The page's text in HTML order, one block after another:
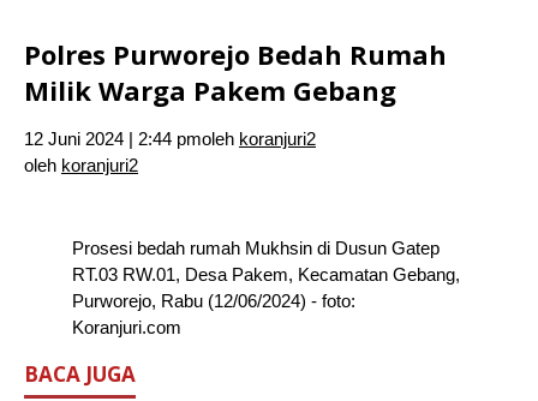
Polres Purworejo Bedah Rumah
Milik Warga Pakem Gebang
12 Juni 2024 | 2:44 pmoleh koranjuri2
oleh koranjuri2
Prosesi bedah rumah Mukhsin di Dusun Gatep
RT.03 RW.01, Desa Pakem, Kecamatan Gebang,
Purworejo, Rabu (12/06/2024) - foto:
Koranjuri.com
BACA JUGA